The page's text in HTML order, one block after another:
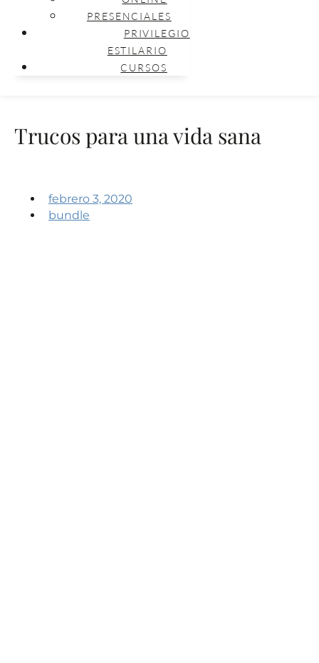
PRESENCIALES
PRIVILEGIO
ESTILARIO
CURSOS
Trucos para una vida sana
febrero 3, 2020
bundle